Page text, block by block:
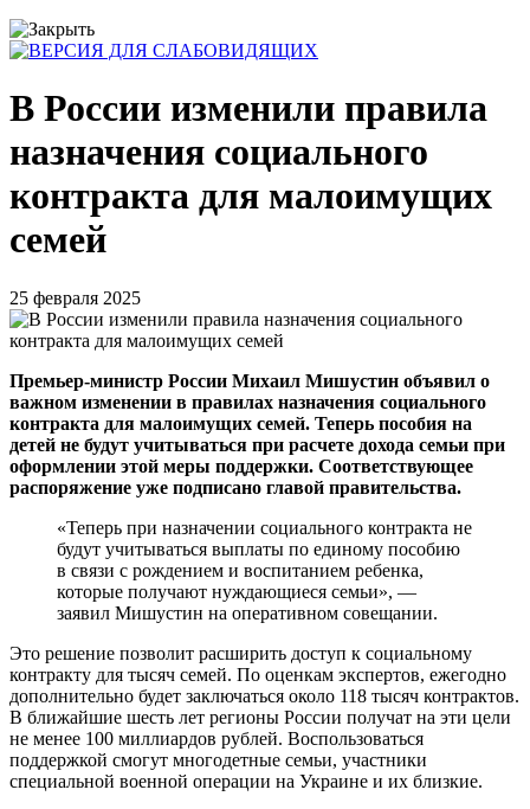
В России изменили правила
назначения социального
контракта для малоимущих
семей
25 февраля 2025
Премьер-министр России Михаил Мишустин объявил о
важном изменении в правилах назначения социального
контракта для малоимущих семей. Теперь пособия на
детей не будут учитываться при расчете дохода семьи при
оформлении этой меры поддержки. Соответствующее
распоряжение уже подписано главой правительства.
«Теперь при назначении социального контракта не
будут учитываться выплаты по единому пособию
в связи с рождением и воспитанием ребенка,
которые получают нуждающиеся семьи», —
заявил Мишустин на оперативном совещании.
Это решение позволит расширить доступ к социальному
контракту для тысяч семей. По оценкам экспертов, ежегодно
дополнительно будет заключаться около 118 тысяч контрактов.
В ближайшие шесть лет регионы России получат на эти цели
не менее 100 миллиардов рублей. Воспользоваться
поддержкой смогут многодетные семьи, участники
специальной военной операции на Украине и их близкие.